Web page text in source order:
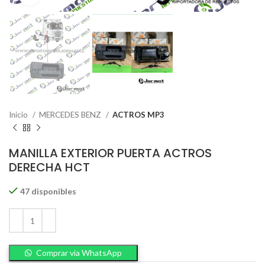
Inicio MERCEDES BENZ ACTROS MP3
MANILLA EXTERIOR PUERTA ACTROS
DERECHA HCT
47 disponibles
Comprar via WhatsApp